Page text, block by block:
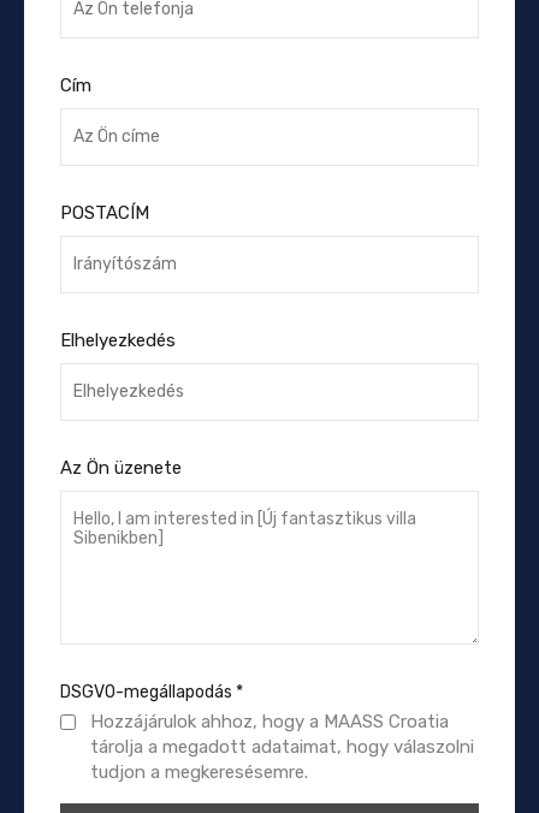
Cím
POSTACÍM
Elhelyezkedés
Az Ön üzenete
DSGVO-megállapodás *
Hozzájárulok ahhoz, hogy a MAASS Croatia
tárolja a megadott adataimat, hogy válaszolni
tudjon a megkeresésemre.